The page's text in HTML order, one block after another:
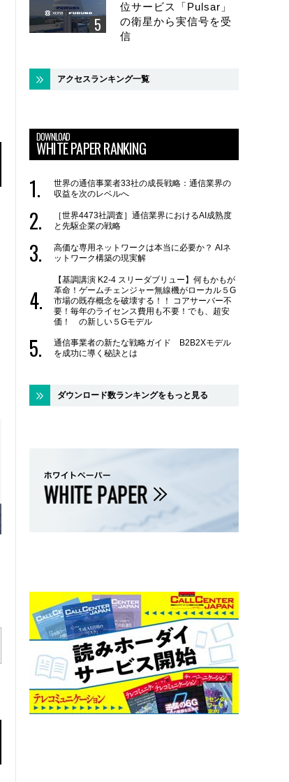
位サービス「Pulsar」
の衛星から実信号を受
信
アクセスランキング一覧
DOWNLOAD
WHITE PAPER RANKING
世界の通信事業者33社の成長戦略：通信業界の
収益を次のレベルへ
［世界4473社調査］通信業界におけるAI成熟度
と先駆企業の戦略
高価な専用ネットワークは本当に必要か？ AIネ
ットワーク構築の現実解
【基調講演 K2-4 スリーダブリュー】何もかもが
革命！ゲームチェンジャー無線機がローカル５G
市場の既存概念を破壊する！！ コアサーバー不
要！毎年のライセンス費用も不要！でも、超安
価！ の新しい５Gモデル
通信事業者の新たな戦略ガイド B2B2Xモデル
を成功に導く秘訣とは
ダウンロード数ランキングをもっと見る